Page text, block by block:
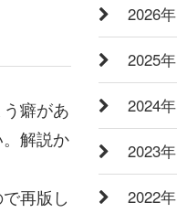
癖があ
解説か
再版し
2026年
2025年
2024年
2023年
2022年